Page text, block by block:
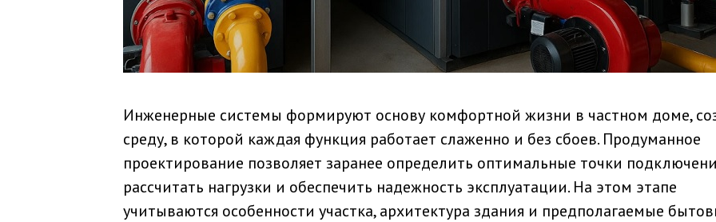
Инженерные системы формируют основу комфортной жизни в частном доме,
среду, в которой каждая функция работает слаженно и без сбоев. Продуманное
проектирование позволяет заранее определить оптимальные точки
рассчитать нагрузки и обеспечить надежность эксплуатации. На этом этапе
учитываются особенности участка, архитектура здания и предполагаемые